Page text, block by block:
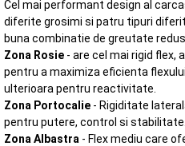
Cel mai performant design al
diferite grosimi si patru tipuri
buna combinatie de greutate
Zona Rosie - are cel mai rigid flex,
pentru a maximiza eficienta
ulterioara pentru reactivitate.
Zona Portocalie - Rigiditate
pentru putere, control si stabilitate.
Zona Albastra - Flex mediu care